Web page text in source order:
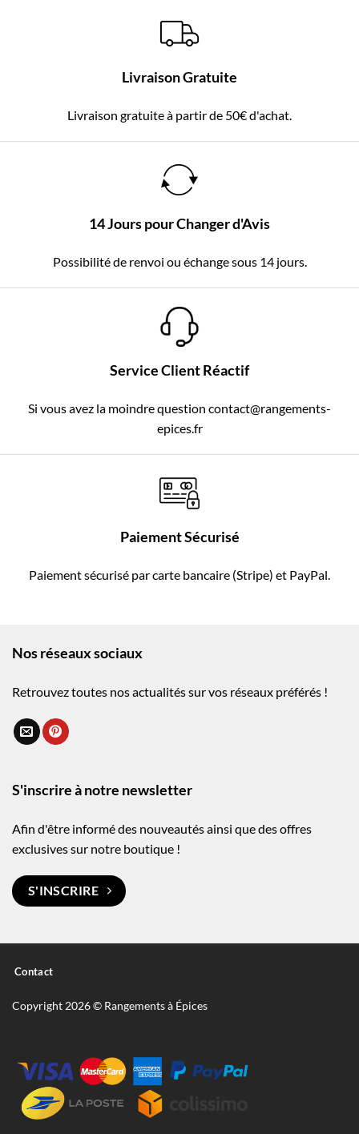
Livraison Gratuite
Livraison gratuite à partir de 50€ d'achat.
14 Jours pour Changer d'Avis
Possibilité de renvoi ou échange sous 14 jours.
Service Client Réactif
Si vous avez la moindre question contact@rangements-
epices.fr
Paiement Sécurisé
Paiement sécurisé par carte bancaire (Stripe) et PayPal.
Nos réseaux sociaux
Retrouvez toutes nos actualités sur vos réseaux préférés !
S'inscrire à notre newsletter
Afin d'être informé des nouveautés ainsi que des offres
exclusives sur notre boutique !
S'INSCRIRE
Contact
Copyright 2026 © Rangements à Épices